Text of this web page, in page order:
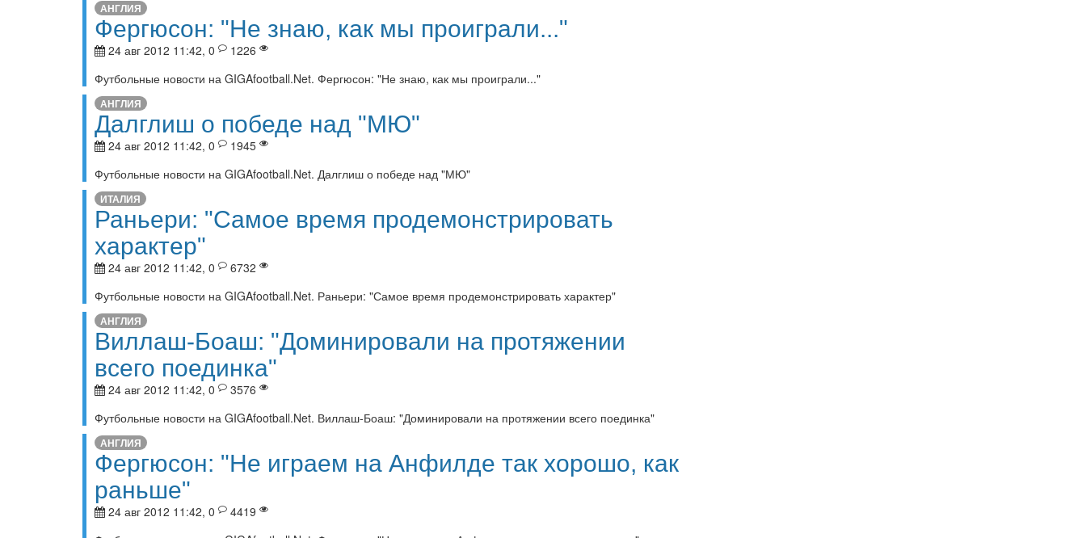
АНГЛИЯ
Фергюсон: "Не знаю, как мы проиграли..."
24 авг 2012 11:42, 0
1226
Футбольные новости на GIGAfootball.Net. Фергюсон: "Не знаю, как мы проиграли..."
АНГЛИЯ
Далглиш о победе над "МЮ"
24 авг 2012 11:42, 0
1945
Футбольные новости на GIGAfootball.Net. Далглиш о победе над "МЮ"
ИТАЛИЯ
Раньери: "Самое время продемонстрировать
характер"
24 авг 2012 11:42, 0
6732
Футбольные новости на GIGAfootball.Net. Раньери: "Самое время продемонстрировать характер"
АНГЛИЯ
Виллаш-Боаш: "Доминировали на протяжении
всего поединка"
24 авг 2012 11:42, 0
3576
Футбольные новости на GIGAfootball.Net. Виллаш-Боаш: "Доминировали на протяжении всего поединка"
АНГЛИЯ
Фергюсон: "Не играем на Анфилде так хорошо, как
раньше"
24 авг 2012 11:42, 0
4419